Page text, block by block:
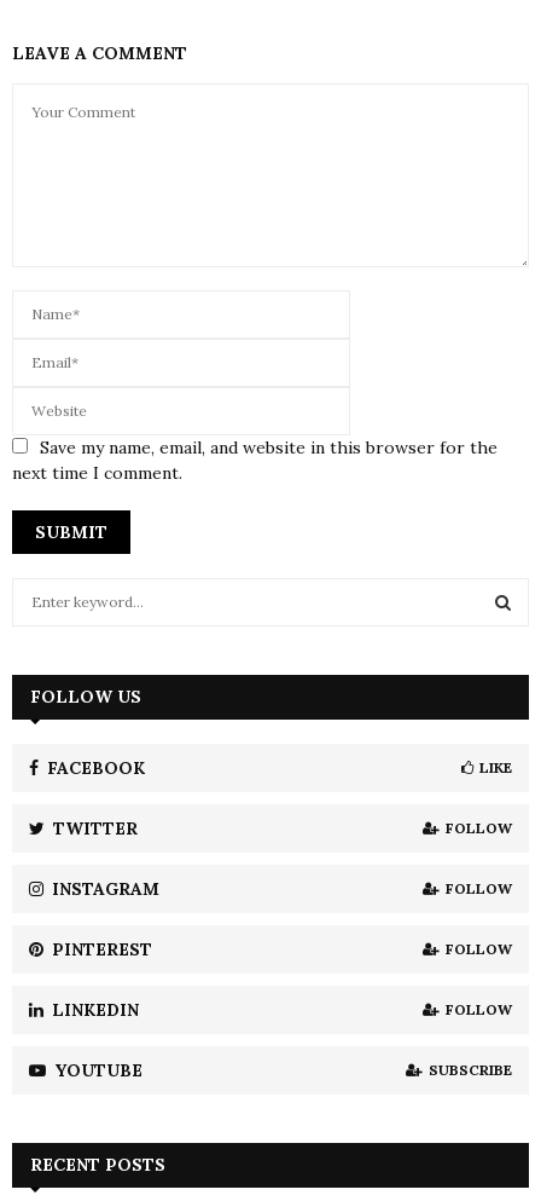
LEAVE A COMMENT
Save my name, email, and website in this browser for the
next time I comment.
h
H
FOLLOW US
FACEBOOK LIKE
TWITTER FOLLOW
INSTAGRAM FOLLOW
PINTEREST FOLLOW
LINKEDIN FOLLOW
YOUTUBE SUBSCRIBE
RECENT POSTS